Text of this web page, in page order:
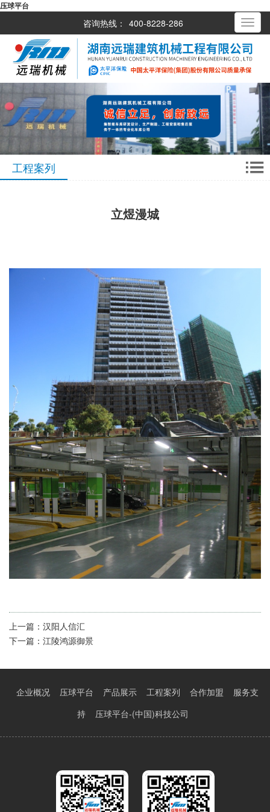
压球平台
咨询热线： 400-8228-286
工程案列
立煜漫城
上一篇： 汉阳人信汇
下一篇： 江陵鸿源御景
企业概况 压球平台 产品展示 工程案列 合作加盟
服务支
持
压球平台-(中国)科技公司
Toggle